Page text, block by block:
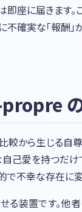
座に届きます。
確実な「報酬」
較から生じる自
己愛を持つだけ
で不幸な存在に変
装置です。他者